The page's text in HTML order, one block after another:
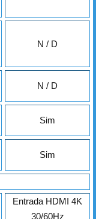
N / D
N / D
Sim
Sim
Entrada HDMI 4K
30/60Hz